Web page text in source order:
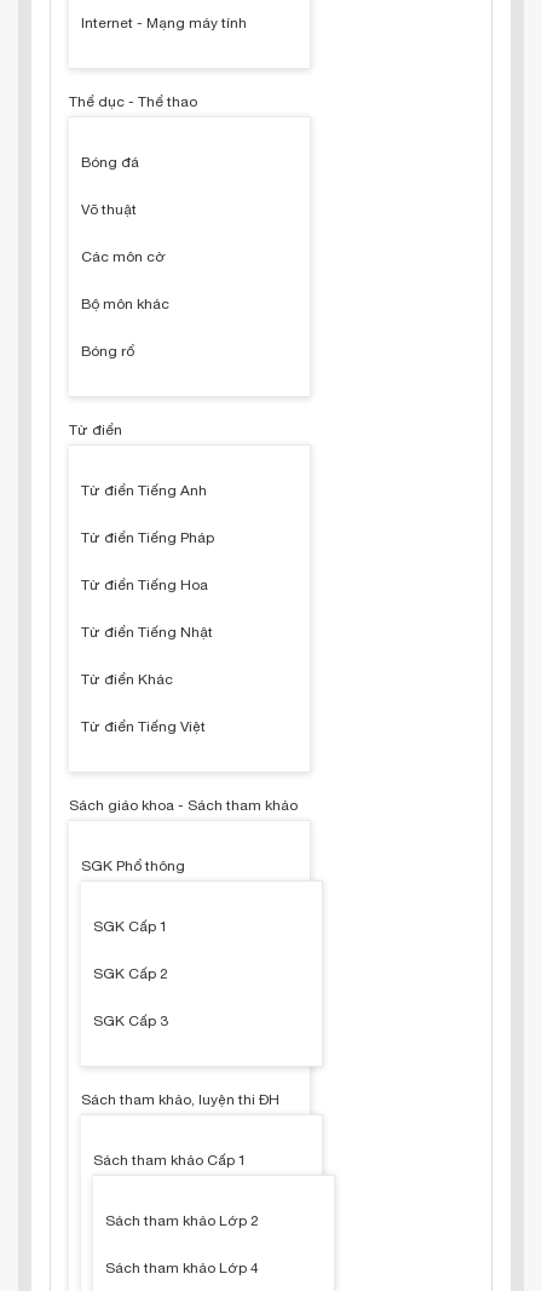
Internet - Mạng máy tính
Thể dục - Thể thao
Bóng đá
Võ thuật
Các môn cờ
Bộ môn khác
Bóng rổ
Từ điển
Từ điển Tiếng Anh
Từ điển Tiếng Pháp
Từ điển Tiếng Hoa
Từ điển Tiếng Nhật
Từ điển Khác
Từ điển Tiếng Việt
Sách giáo khoa - Sách tham khảo
SGK Phổ thông
SGK Cấp 1
SGK Cấp 2
SGK Cấp 3
Sách tham khảo, luyện thi ĐH
Sách tham khảo Cấp 1
Sách tham khảo Lớp 2
Sách tham khảo Lớp 4